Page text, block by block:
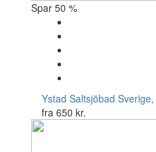
Spar 50 %
Ystad Saltsjöbad
fra 650 kr.